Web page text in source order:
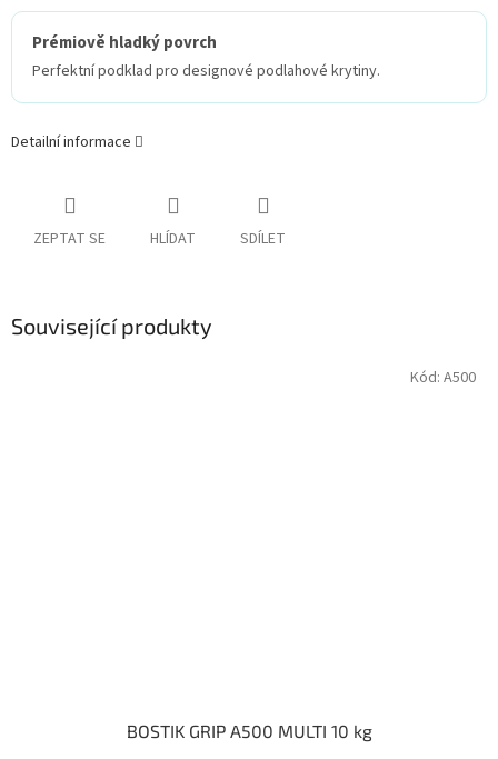
Prémiově hladký povrch
Perfektní podklad pro designové podlahové krytiny.
Detailní informace
ZEPTAT SE HLÍDAT SDÍLET
Související produkty
BOSTIK GRIP A500 MULTI 10 kg
Kód: A500